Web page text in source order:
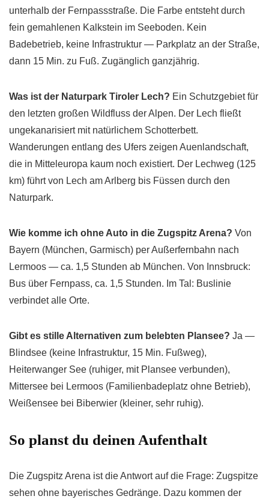
unterhalb der Fernpassstraße. Die Farbe entsteht durch
fein gemahlenen Kalkstein im Seeboden. Kein
Badebetrieb, keine Infrastruktur — Parkplatz an der Straße,
dann 15 Min. zu Fuß. Zugänglich ganzjährig.
Was ist der Naturpark Tiroler Lech? Ein Schutzgebiet für
den letzten großen Wildfluss der Alpen. Der Lech fließt
ungekanarisiert mit natürlichem Schotterbett.
Wanderungen entlang des Ufers zeigen Auenlandschaft,
die in Mitteleuropa kaum noch existiert. Der Lechweg (125
km) führt von Lech am Arlberg bis Füssen durch den
Naturpark.
Wie komme ich ohne Auto in die Zugspitz Arena? Von
Bayern (München, Garmisch) per Außerfernbahn nach
Lermoos — ca. 1,5 Stunden ab München. Von Innsbruck:
Bus über Fernpass, ca. 1,5 Stunden. Im Tal: Buslinie
verbindet alle Orte.
Gibt es stille Alternativen zum belebten Plansee? Ja —
Blindsee (keine Infrastruktur, 15 Min. Fußweg),
Heiterwanger See (ruhiger, mit Plansee verbunden),
Mittersee bei Lermoos (Familienbadeplatz ohne Betrieb),
Weißensee bei Biberwier (kleiner, sehr ruhig).
So planst du deinen Aufenthalt
Die Zugspitz Arena ist die Antwort auf die Frage: Zugspitze
sehen ohne bayerisches Gedränge. Dazu kommen der